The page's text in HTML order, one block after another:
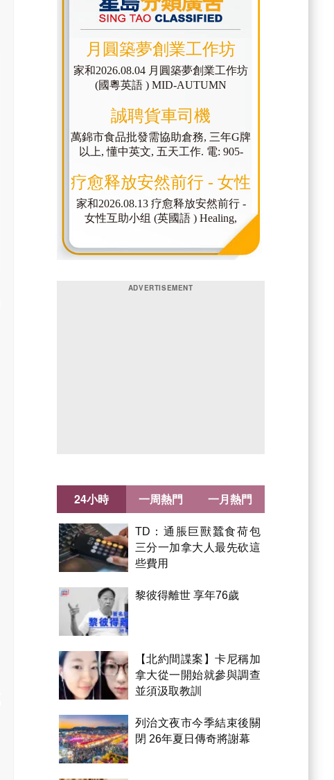
24小時
TD：通脹巨獸蠶食荷包
三分一加拿大人最先砍這
些費用
Advertisement
黎彼得離世 享年76歲
【北約間諜案】卡尼稱加
拿大從一開始就參與調查
並須汲取教訓
列治文夜市今季結束後關
閉 26年夏日傳奇將謝幕
一周熱門 一月熱門